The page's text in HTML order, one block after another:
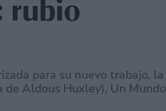
rubio
para su nuevo trabajo, la
de Aldous Huxley), Un Mundo